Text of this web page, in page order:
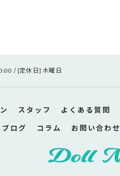
/ [定休日] 木曜日
スタッフ よくある質問
ブログ コラム お問い合わせ